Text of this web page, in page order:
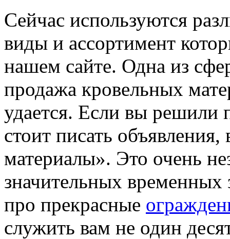
Сейчас используются
виды и ассортимент
нашем сайте. Одна из
продажа кровельных
удается. Если вы решили
стоит писать
материалы». Это очень
значительных временных
про прекрасные
служить вам не один